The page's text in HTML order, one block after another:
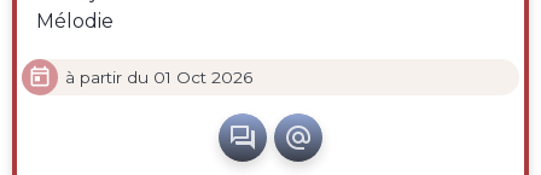
Mélodie
 à partir du 01 Oct 2026
 